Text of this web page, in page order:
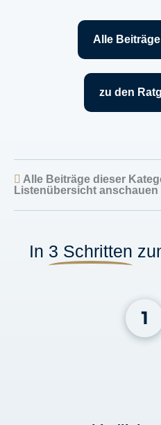
Alle
zu den
Alle Beiträge dieser
Listenübersicht anschauen
In 3 Schritten